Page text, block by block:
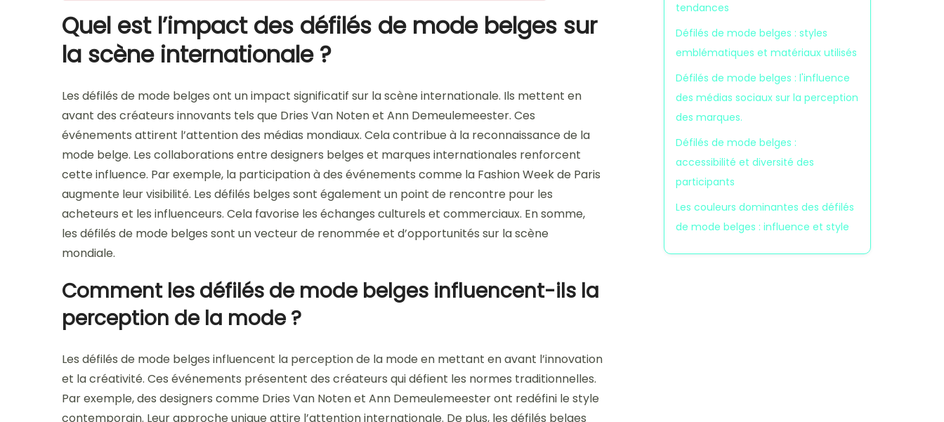
Quel est l’impact des défilés de mode belges sur
la scène internationale ?
Les défilés de mode belges ont un impact significatif sur la scène internationale. Ils mettent en
avant des créateurs innovants tels que Dries Van Noten et Ann Demeulemeester. Ces
événements attirent l’attention des médias mondiaux. Cela contribue à la reconnaissance de la
mode belge. Les collaborations entre designers belges et marques internationales renforcent
cette influence. Par exemple, la participation à des événements comme la Fashion Week de Paris
augmente leur visibilité. Les défilés belges sont également un point de rencontre pour les
acheteurs et les influenceurs. Cela favorise les échanges culturels et commerciaux. En somme,
les défilés de mode belges sont un vecteur de renommée et d’opportunités sur la scène
mondiale.
Comment les défilés de mode belges influencent-ils la
perception de la mode ?
Les défilés de mode belges influencent la perception de la mode en mettant en avant l’innovation
et la créativité. Ces événements présentent des créateurs qui défient les normes traditionnelles.
Par exemple, des designers comme Dries Van Noten et Ann Demeulemeester ont redéfini le style
contemporain. Leur approche unique attire l’attention internationale. De plus, les défilés belges
tendances
Défilés de mode belges : styles
emblématiques et matériaux utilisés
Défilés de mode belges : l'influence
des médias sociaux sur la perception
des marques.
Défilés de mode belges :
accessibilité et diversité des
participants
Les couleurs dominantes des défilés
de mode belges : influence et style